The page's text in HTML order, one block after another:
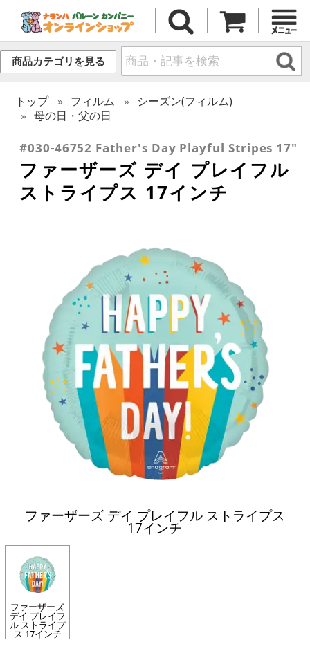
商品カテゴリを見る
トップ フィルム
シーズン(フィルム)
母の日・父の日
#030-46752 Father's Day Playful Stripes 17"
ファーザーズ デイ プレイフル
ストライプス 17インチ
ファーザーズ デイ プレイフル ストライプス
17インチ
ファーザーズ
デイ プレイフ
ル ストライプ
ス 17インチ